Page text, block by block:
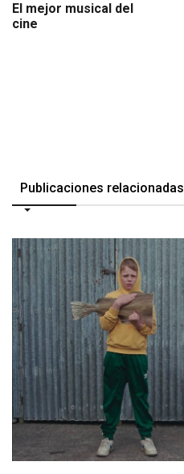
El mejor musical del
cine
Publicaciones relacionadas